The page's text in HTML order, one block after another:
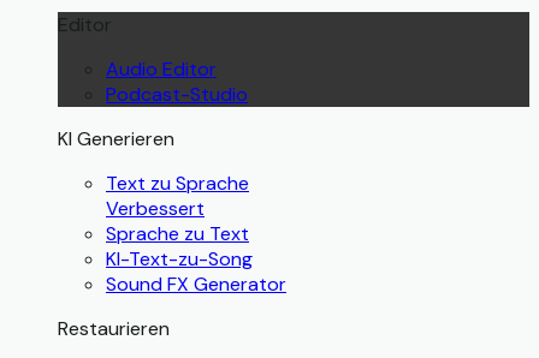
Editor
Audio Editor
Podcast-Studio
KI Generieren
Text zu Sprache
Verbessert
Sprache zu Text
KI-Text-zu-Song
Sound FX Generator
Restaurieren